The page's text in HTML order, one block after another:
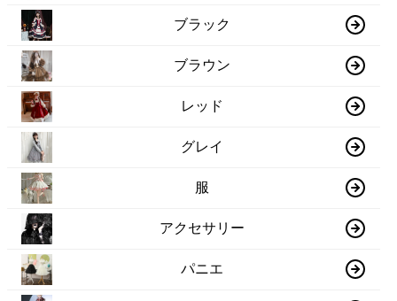
ブラック
ブラウン
レッド
グレイ
服
アクセサリー
パニエ